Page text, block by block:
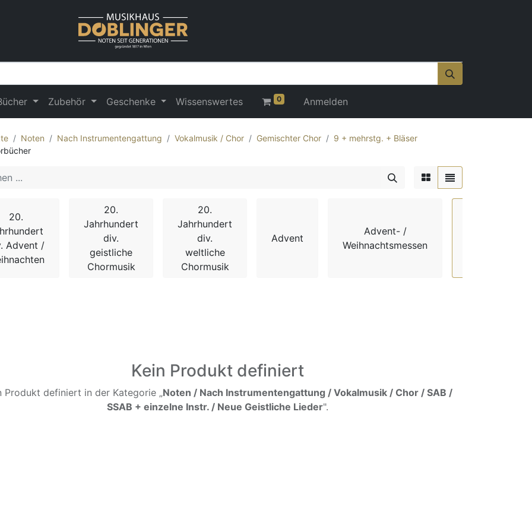
Zubehör Geschenke Wissenswertes 0 Anmelden
Noten Nach Instrumentengattung Vokalmusik / Chor Gemischter Chor
9 + mehrstg. + Bläser
20.
Advent /
20.
Jahrhundert
div.
geistliche
Chormusik
20.
Jahrhundert
div.
weltliche
Chormusik
Advent
Advent- /
Weihnachtsmessen
Kein Produkt definiert
Produkt definiert in der Kategorie „Noten / Nach Instrumentengattung / Vokalmusik / Chor / SAB /
SSAB + einzelne Instr. / Neue Geistliche Lieder".